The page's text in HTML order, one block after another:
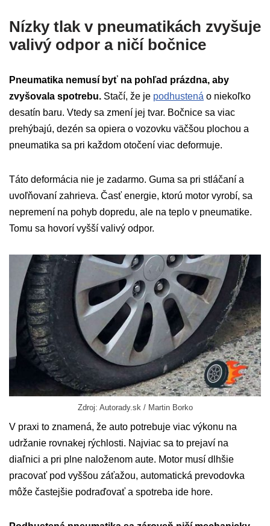
Nízky tlak v pneumatikách zvyšuje
valivý odpor a ničí bočnice
Pneumatika nemusí byť na pohľad prázdna, aby
zvyšovala spotrebu. Stačí, že je podhustená o niekoľko
desatín baru. Vtedy sa zmení jej tvar. Bočnice sa viac
prehýbajú, dezén sa opiera o vozovku väčšou plochou a
pneumatika sa pri každom otočení viac deformuje.
Táto deformácia nie je zadarmo. Guma sa pri stláčaní a
uvoľňovaní zahrieva. Časť energie, ktorú motor vyrobí, sa
nepremení na pohyb dopredu, ale na teplo v pneumatike.
Tomu sa hovorí vyšší valivý odpor.
Zdroj: Autorady.sk / Martin Borko
V praxi to znamená, že auto potrebuje viac výkonu na
udržanie rovnakej rýchlosti. Najviac sa to prejaví na
diaľnici a pri plne naloženom aute. Motor musí dlhšie
pracovať pod vyššou záťažou, automatická prevodovka
môže častejšie podraďovať a spotreba ide hore.